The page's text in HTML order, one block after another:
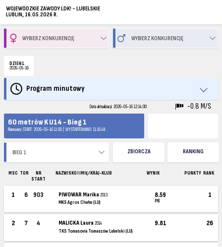
WOJEWÓDZKIE ZAWODY LDK! - LUBELSKIE
LUBLIN, 16.05.2026 R.
DZIEŃ 1
2026-05-16
Program minutowy
Data aktualizacji: 2026-05-16 12:14:00
-0.8 M/S
60 metrów K U14 - Bieg 1
Planowany START: 2026-05-16 11:00 | WYSTARTOWANO: 11:16:49
ZBIORCZA RANKING
MSC TOR
NR
START
NAZWISKO I IMIĘ / KRAJ-KLUB WYNIK PUNKTY RANK
1 6 903 PIWOWAR Marika2013
MKS Agros Chełm (LU)
8.59
PB
1
2 7 4 MALICKA Laura2014
TKS Tomasovia Tomaszów Lubelski (LU)
9.81 26